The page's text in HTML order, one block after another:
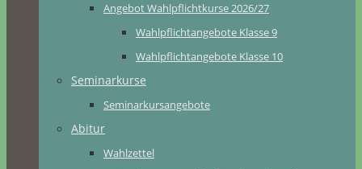
Angebot Wahlpflichtkurse 2026/27
Wahlpflichtangebote Klasse 9
Wahlpflichtangebote Klasse 10
Seminarkurse
Seminarkursangebote
Abitur
Wahlzettel